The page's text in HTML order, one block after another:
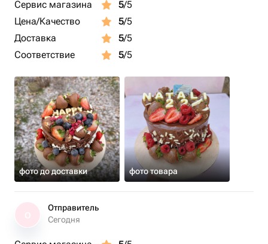
Сервис магазина 5/5
Цена/Качество
5/5
Доставка
5/5
Соответствие
5/5
фото до доставки фото товара
Отправитель
Сегодня